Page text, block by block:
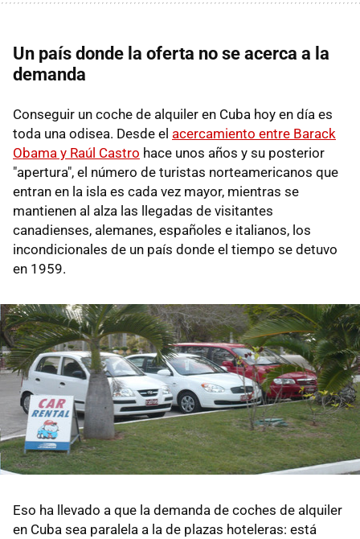
Un país donde la oferta no se acerca a la
demanda
Conseguir un coche de alquiler en Cuba hoy en día es
toda una odisea. Desde el acercamiento entre Barack
Obama y Raúl Castro hace unos años y su posterior
"apertura", el número de turistas norteamericanos que
entran en la isla es cada vez mayor, mientras se
mantienen al alza las llegadas de visitantes
canadienses, alemanes, españoles e italianos, los
incondicionales de un país donde el tiempo se detuvo
en 1959.
Eso ha llevado a que la demanda de coches de alquiler
en Cuba sea paralela a la de plazas hoteleras: está